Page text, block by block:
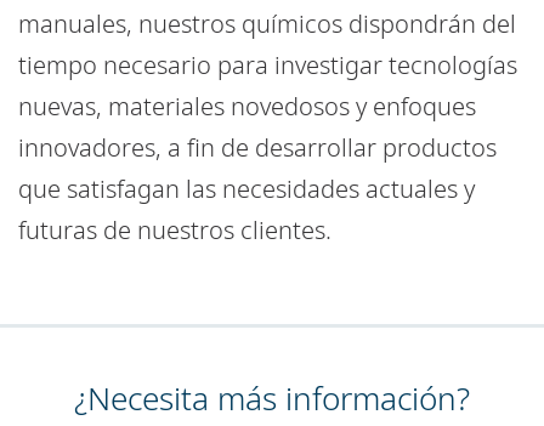
manuales, nuestros químicos dispondrán del
tiempo necesario para investigar tecnologías
nuevas, materiales novedosos y enfoques
innovadores, a fin de desarrollar productos
que satisfagan las necesidades actuales y
futuras de nuestros clientes.
¿Necesita más información?